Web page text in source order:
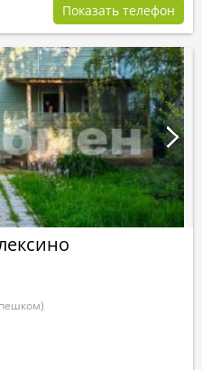
Показать телефон